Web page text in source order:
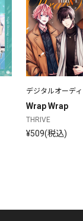
デジタルオーデ
Wrap Wrap
THRIVE
¥509(税込)